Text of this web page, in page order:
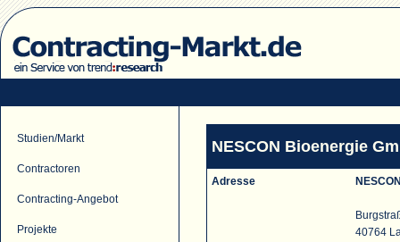
Studien/Markt
Contractoren
Contracting-Angebot
Projekte
NESCON Bioenergie
Adresse
40764